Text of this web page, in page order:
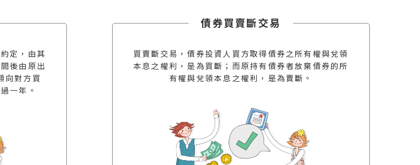
定，由其
後由原出
向對方買
一年。
債券買賣斷交易
買賣斷交易，債券投資人買方取得債券之所有權與兌領
本息之權利，是為買斷；而原持有債券者放棄債券的所
有權與兌領本息之權利，是為賣斷。